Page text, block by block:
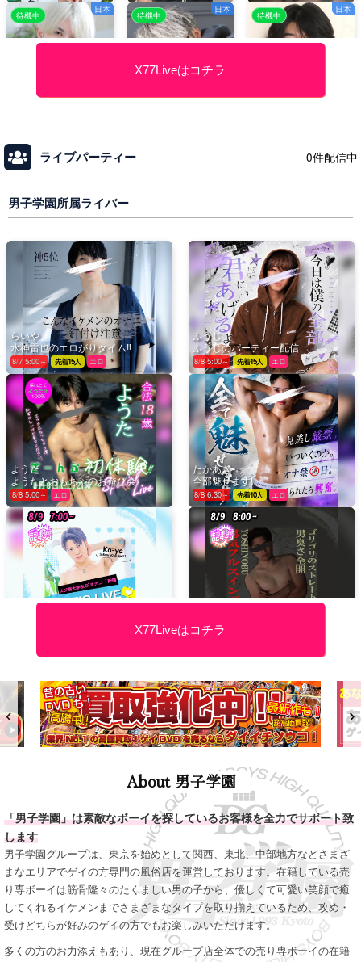
X77Liveはコチラ
X77Liveはコチラ
‹ ›
About 男子学園
「男子学園」は素敵なボーイを探しているお客様を全力でサポート致
します
男子学園グループは、東京を始めとして関西、東北、中部地方などさまざ
まなエリアでゲイの方専門の風俗店を運営しております。在籍している売
り専ボーイは筋骨隆々のたくましい男の子から、優しくて可愛い笑顔で癒
してくれるイケメンまでさまざまなタイプを取り揃えているため、攻め・
受けどちらが好みのゲイの方でもお楽しみいただけます。
多くの方のお力添えもあり、現在グループ店全体での売り専ボーイの在籍